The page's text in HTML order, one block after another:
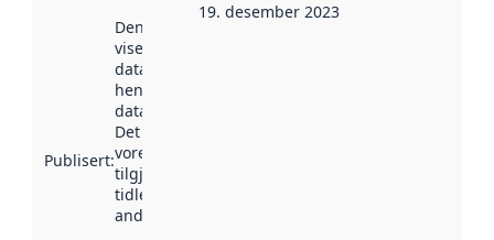
Publisert:
Denne datoen
viser når
datasettet vart
henta inn av
data.norge.no.
Det kan ha
vore
tilgjengeleg
tidlegare
andre stader.
19. desember 2023